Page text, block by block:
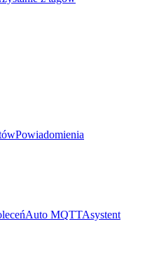
Powiadomienia
Auto MQTTAsystent